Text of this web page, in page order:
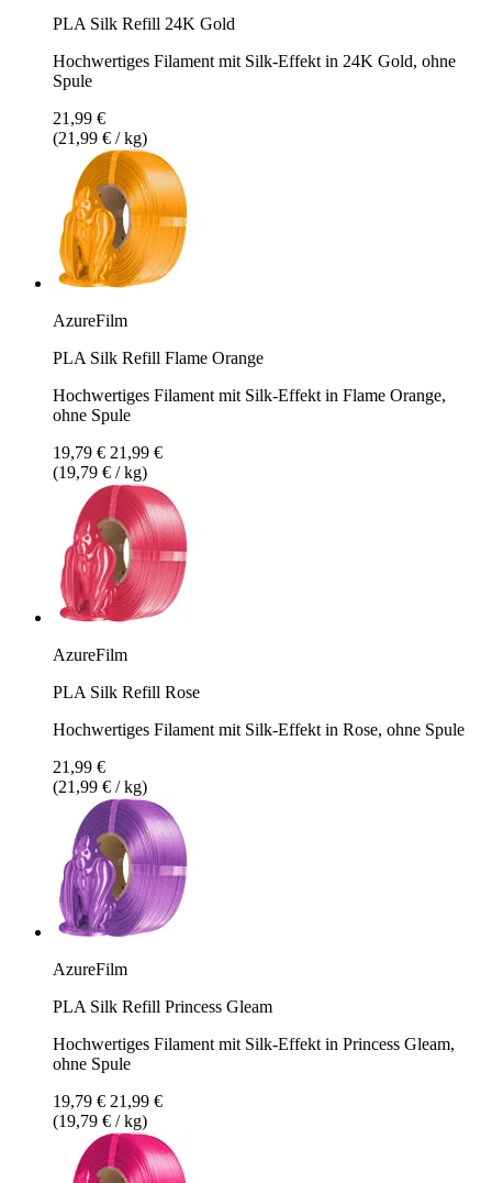
PLA Silk Refill 24K Gold
Hochwertiges Filament mit Silk-Effekt in 24K Gold, ohne
Spule
21,99 €
(21,99 € / kg)
AzureFilm
PLA Silk Refill Flame Orange
Hochwertiges Filament mit Silk-Effekt in Flame Orange,
ohne Spule
19,79 € 21,99 €
(19,79 € / kg)
AzureFilm
PLA Silk Refill Rose
Hochwertiges Filament mit Silk-Effekt in Rose, ohne Spule
21,99 €
(21,99 € / kg)
AzureFilm
PLA Silk Refill Princess Gleam
Hochwertiges Filament mit Silk-Effekt in Princess Gleam,
ohne Spule
19,79 € 21,99 €
(19,79 € / kg)